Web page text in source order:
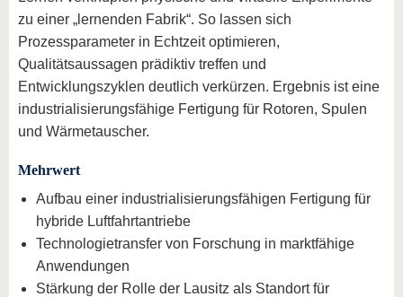
zu einer „lernenden Fabrik“. So lassen sich
Prozessparameter in Echtzeit optimieren,
Qualitätsaussagen prädiktiv treffen und
Entwicklungszyklen deutlich verkürzen. Ergebnis ist eine
industrialisierungsfähige Fertigung für Rotoren, Spulen
und Wärmetauscher.
Mehrwert
Aufbau einer industrialisierungsfähigen Fertigung für
hybride Luftfahrtantriebe
Technologietransfer von Forschung in marktfähige
Anwendungen
Stärkung der Rolle der Lausitz als Standort für